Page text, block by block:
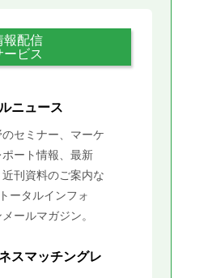
報配信
ービス
ニュース
セミナー、マーケ
ート情報、最新
刊資料のご案内な
ータルインフォ
ールマガジン。
スマッチングレ